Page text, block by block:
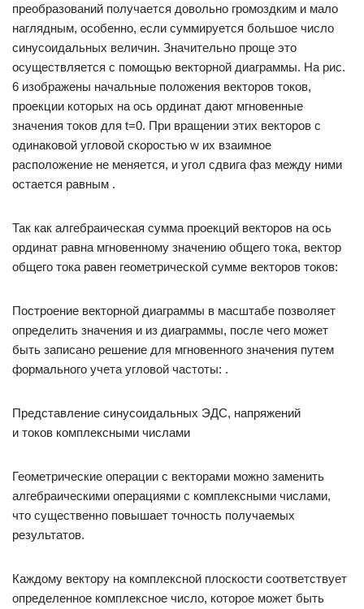
преобразований получается довольно громоздким и мало
наглядным, особенно, если суммируется большое число
синусоидальных величин. Значительно проще это
осуществляется с помощью векторной диаграммы. На рис.
6 изображены начальные положения векторов токов,
проекции которых на ось ординат дают мгновенные
значения токов для t=0. При вращении этих векторов с
одинаковой угловой скоростью w их взаимное
расположение не меняется, и угол сдвига фаз между ними
остается равным .
Так как алгебраическая сумма проекций векторов на ось
ординат равна мгновенному значению общего тока, вектор
общего тока равен геометрической сумме векторов токов:
Построение векторной диаграммы в масштабе позволяет
определить значения и из диаграммы, после чего может
быть записано решение для мгновенного значения путем
формального учета угловой частоты: .
Представление синусоидальных ЭДС, напряжений
и токов комплексными числами
Геометрические операции с векторами можно заменить
алгебраическими операциями с комплексными числами,
что существенно повышает точность получаемых
результатов.
Каждому вектору на комплексной плоскости соответствует
определенное комплексное число, которое может быть